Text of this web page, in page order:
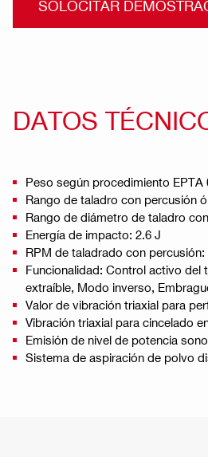
SOLOCITAR
DATOS
Peso según procedimiento EPTA
Rango de taladro con percusión
Rango de diámetro de taladro
Energía de impacto: 2.6 J
RPM de taladrado con percusión:
Funcionalidad: Control activo del
extraíble, Modo inverso,
Valor de vibración triaxial para
Vibración triaxial para cincelado
Emisión de nivel de potencia
Sistema de aspiración de polvo